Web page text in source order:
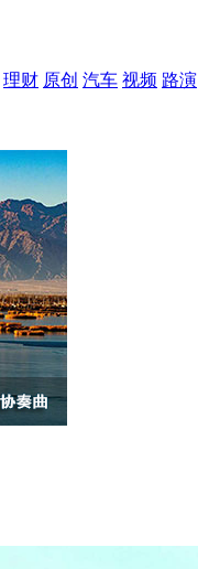
理财 原创 汽车 视频 路演